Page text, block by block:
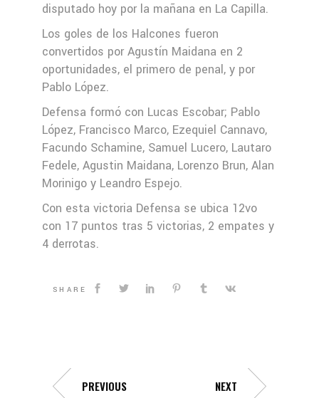
disputado hoy por la mañana en La Capilla.
Los goles de los Halcones fueron
convertidos por Agustín Maidana en 2
oportunidades, el primero de penal, y por
Pablo López.
Defensa formó con Lucas Escobar; Pablo
López, Francisco Marco, Ezequiel Cannavo,
Facundo Schamine, Samuel Lucero, Lautaro
Fedele, Agustin Maidana, Lorenzo Brun, Alan
Morinigo y Leandro Espejo.
Con esta victoria Defensa se ubica 12vo
con 17 puntos tras 5 victorias, 2 empates y
4 derrotas.
SHARE
PREVIOUS NEXT